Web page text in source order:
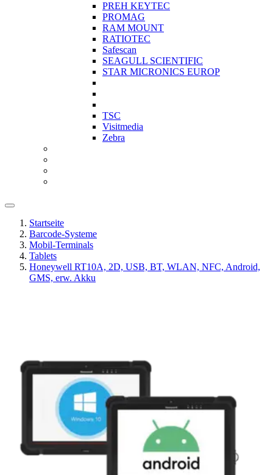
PREH KEYTEC
PROMAG
RAM MOUNT
RATIOTEC
Safescan
SEAGULL SCIENTIFIC
STAR MICRONICS EUROP
TSC
Visitmedia
Zebra
Startseite
Barcode-Systeme
Mobil-Terminals
Tablets
Honeywell RT10A, 2D, USB, BT, WLAN, NFC, Android,
GMS, erw. Akku